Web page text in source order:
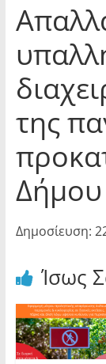
της
Δήμου
Δημοσίευση:
Ίσως